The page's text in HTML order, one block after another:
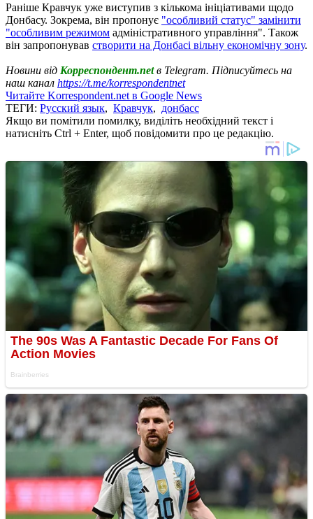
Раніше Кравчук уже виступив з кількома ініціативами щодо
Донбасу. Зокрема, він пропонує "особливий статус" замінити
"особливим режимом адміністративного управління". Також
він запропонував створити на Донбасі вільну економічну зону.
Новини від Корреспондент.netв Telegram. Підписуйтесь на
наш канал https://t.me/korrespondentnet
Читайте Korrespondent.net в Google News
ТЕГИ: Русский язык, Кравчук, донбасс
Якщо ви помітили помилку, виділіть необхідний текст і
натисніть Ctrl + Enter, щоб повідомити про це редакцію.